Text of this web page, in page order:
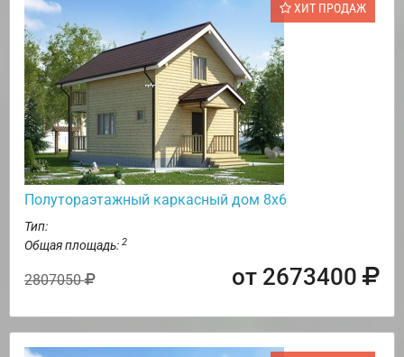
ХИТ ПРОДАЖ
Полутораэтажный каркасный дом 8х6
Тип:
Общая площадь: 2
2807050 от 2673400